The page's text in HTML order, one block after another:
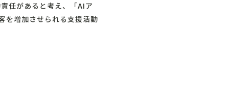
任があると考え、「AIア
を増加させられる支援活動